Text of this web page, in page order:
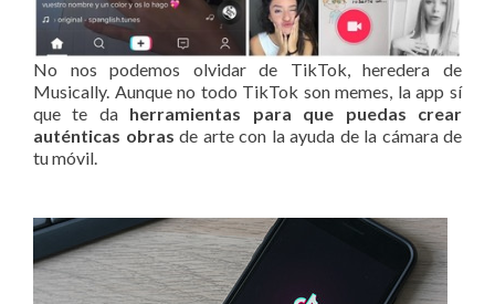
No nos podemos olvidar de TikTok, heredera de
Musically. Aunque no todo TikTok son memes, la app sí
que te da herramientas para que puedas crear
auténticas obras de arte con la ayuda de la cámara de
tu móvil.